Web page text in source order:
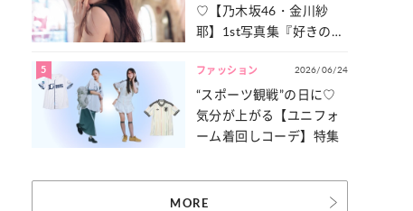
♡【乃木坂46・金川紗
耶】1st写真集『好きのグ
たっぷりとお届け！
5 ファッション 2026/06/24
“スポーツ観戦”の日に♡
気分が上がる【ユニフォ
ーム着回しコーデ】特集
MORE